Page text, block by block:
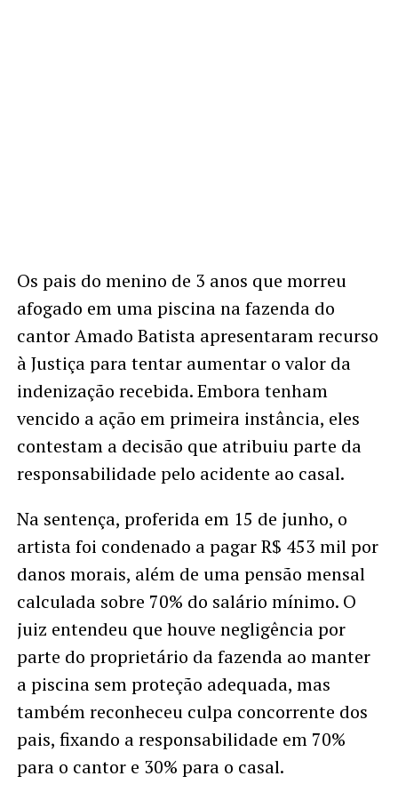
Os pais do menino de 3 anos que morreu
afogado em uma piscina na fazenda do
cantor Amado Batista apresentaram recurso
à Justiça para tentar aumentar o valor da
indenização recebida. Embora tenham
vencido a ação em primeira instância, eles
contestam a decisão que atribuiu parte da
responsabilidade pelo acidente ao casal.
Na sentença, proferida em 15 de junho, o
artista foi condenado a pagar R$ 453 mil por
danos morais, além de uma pensão mensal
calculada sobre 70% do salário mínimo. O
juiz entendeu que houve negligência por
parte do proprietário da fazenda ao manter
a piscina sem proteção adequada, mas
também reconheceu culpa concorrente dos
pais, fixando a responsabilidade em 70%
para o cantor e 30% para o casal.